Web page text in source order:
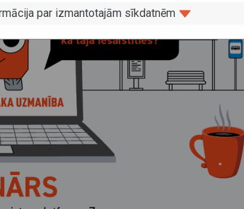
par izmantotajām sīkdatnēm